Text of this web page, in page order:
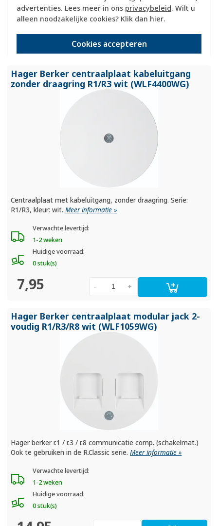
advertenties. Lees meer in ons privacybeleid. Wilt u
alleen noodzakelijke cookies? Klik dan hier.
Cookies accepteren
Huidige voorraad:
0 stuk(s)
+
-
Hager Berker centraalplaat kabeluitgang
zonder draagring R1/R3 wit (WLF4400WG)
Centraalplaat met kabeluitgang, zonder draagring. Serie:
R1/R3, kleur: wit.Meer informatie »
Verwachte levertijd:
1-2 weken
Huidige voorraad:
0 stuk(s)
7,95 +
-
Hager Berker centraalplaat modular jack 2-
voudig R1/R3/R8 wit (WLF1059WG)
Hager berker r.1 / r.3 / r.8 communicatie comp. (schakelmat.)
Ook te gebruiken in de R.Classic serie.Meer informatie »
Verwachte levertijd:
1-2 weken
Huidige voorraad:
0 stuk(s)